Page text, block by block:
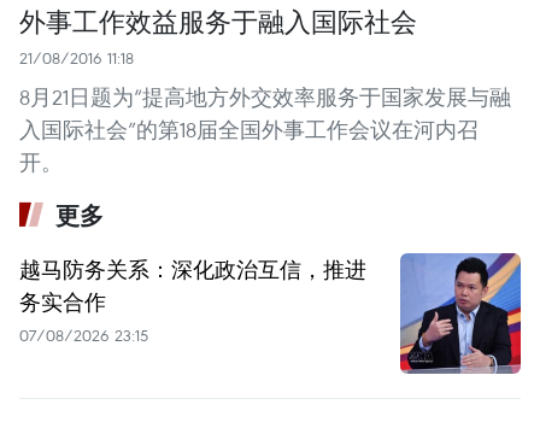
外事工作效益服务于融入国际社会
21/08/2016 11:18
8月21日题为“提高地方外交效率服务于国家发展与融
入国际社会”的第18届全国外事工作会议在河内召
开。
更多
越马防务关系：深化政治互信，推进
务实合作
07/08/2026 23:15